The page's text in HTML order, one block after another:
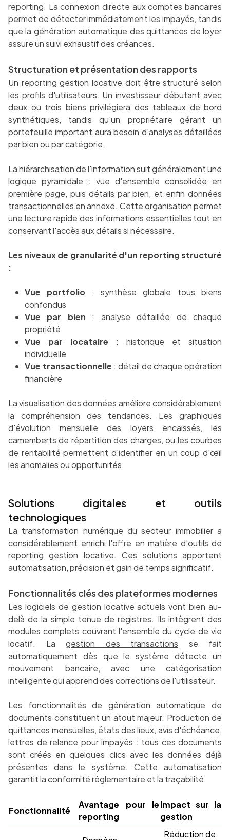
reporting. La connexion directe aux comptes bancaires
permet de détecter immédiatement les impayés, tandis
que la génération automatique desquittances de loyer
assure un suivi exhaustif des créances.
Structuration et présentation des rapports
Un reporting gestion locative doit être structuré selon
les profils d'utilisateurs. Un investisseur débutant avec
deux ou trois biens privilégiera des tableaux de bord
synthétiques, tandis qu'un propriétaire gérant un
portefeuille important aura besoin d'analyses détaillées
par bien ou par catégorie.
La hiérarchisation de l'information suit généralement une
logique pyramidale : vue d'ensemble consolidée en
première page, puis détails par bien, et enfin données
transactionnelles en annexe. Cette organisation permet
une lecture rapide des informations essentielles tout en
conservant l'accès aux détails si nécessaire.
Les niveaux de granularité d'un reporting structuré
:
Vue portfolio : synthèse globale tous biens
confondus
Vue par bien : analyse détaillée de chaque
propriété
Vue par locataire : historique et situation
individuelle
Vue transactionnelle : détail de chaque opération
financière
La visualisation des données améliore considérablement
la compréhension des tendances. Les graphiques
d'évolution mensuelle des loyers encaissés, les
camemberts de répartition des charges, ou les courbes
de rentabilité permettent d'identifier en un coup d'œil
les anomalies ou opportunités.
Solutions digitales et outils
technologiques
La transformation numérique du secteur immobilier a
considérablement enrichi l'offre en matière d'outils de
reporting gestion locative. Ces solutions apportent
automatisation, précision et gain de temps significatif.
Fonctionnalités clés des plateformes modernes
Les logiciels de gestion locative actuels vont bien au-
delà de la simple tenue de registres. Ils intègrent des
modules complets couvrant l'ensemble du cycle de vie
locatif. La gestion des transactions se fait
automatiquement dès que le système détecte un
mouvement bancaire, avec une catégorisation
intelligente qui apprend des corrections de l'utilisateur.
Les fonctionnalités de génération automatique de
documents constituent un atout majeur. Production de
quittances mensuelles, états des lieux, avis d'échéance,
lettres de relance pour impayés : tous ces documents
sont créés en quelques clics avec les données déjà
présentes dans le système. Cette automatisation
garantit la conformité réglementaire et la traçabilité.
Fonctionnalité
Avantage pour le
reporting
Impact sur la
gestion
Réduction de